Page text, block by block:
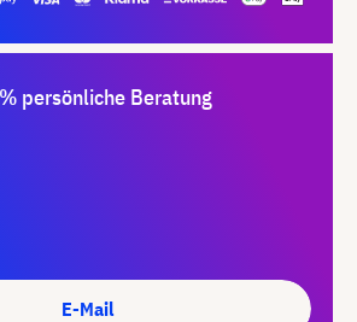
persönliche Beratung
E-Mail